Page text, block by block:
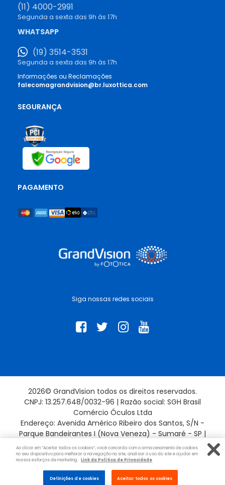
Siga nossas redes sociais
(11) 4000-2991
Segunda a sexta das 9h às 17h
WHATSAPP
(19) 3514-3531
Segunda a sexta das 9h às 17h
Informações ou Reclamações
falecomagrandvision@br.luxottica.com
SEGURANÇA
PAGAMENTO
2026© GrandVision todos os direitos reservados.
CNPJ: 13.257.648/0032-96 | Razão social: SGH Brasil
Comércio Óculos Ltda
Endereço: Avenida Américo Ribeiro dos Santos, S/N -
Parque Bandeirantes I (Nova Veneza) - Sumaré - SP |
13181-715
Ao clicar em “Aceitar todos os cookies”, você concorda com o armazenamento de cookies
no seu dispositivo para melhorar a navegação no site, analisar o uso do site e ajudar em
nossos esforços de marketing. Link da Politica de Privacidade
Definições de cookies Aceitar todos os cookies